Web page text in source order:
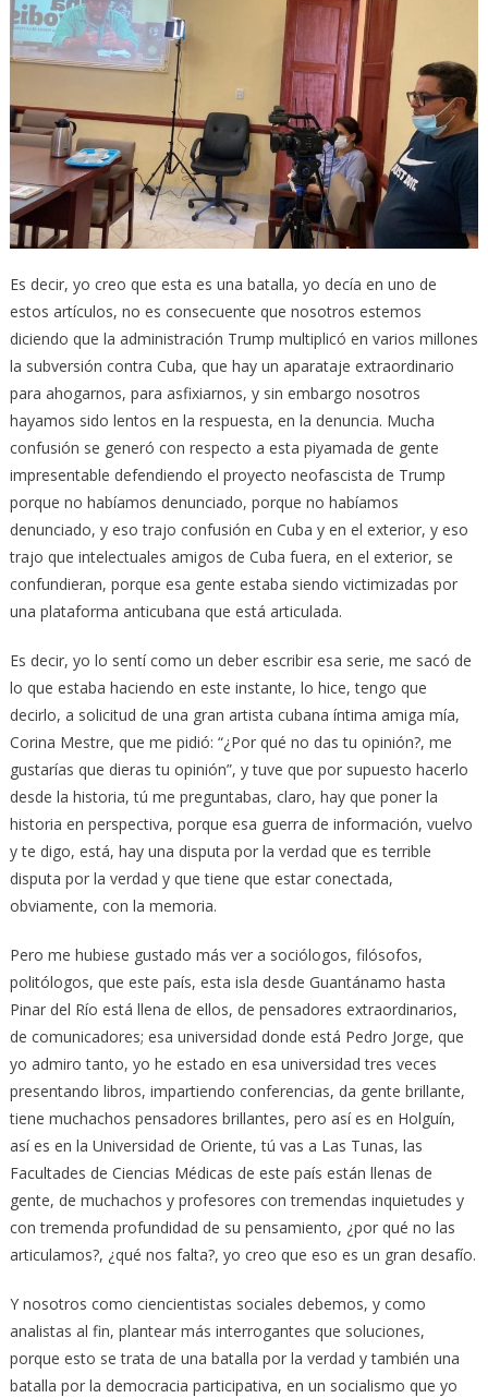
Es decir, yo creo que esta es una batalla, yo decía en uno de
estos artículos, no es consecuente que nosotros estemos
diciendo que la administración Trump multiplicó en varios millones
la subversión contra Cuba, que hay un aparataje extraordinario
para ahogarnos, para asfixiarnos, y sin embargo nosotros
hayamos sido lentos en la respuesta, en la denuncia. Mucha
confusión se generó con respecto a esta piyamada de gente
impresentable defendiendo el proyecto neofascista de Trump
porque no habíamos denunciado, porque no habíamos
denunciado, y eso trajo confusión en Cuba y en el exterior, y eso
trajo que intelectuales amigos de Cuba fuera, en el exterior, se
confundieran, porque esa gente estaba siendo victimizadas por
una plataforma anticubana que está articulada.
Es decir, yo lo sentí como un deber escribir esa serie, me sacó de
lo que estaba haciendo en este instante, lo hice, tengo que
decirlo, a solicitud de una gran artista cubana íntima amiga mía,
Corina Mestre, que me pidió: “¿Por qué no das tu opinión?, me
gustarías que dieras tu opinión”, y tuve que por supuesto hacerlo
desde la historia, tú me preguntabas, claro, hay que poner la
historia en perspectiva, porque esa guerra de información, vuelvo
y te digo, está, hay una disputa por la verdad que es terrible
disputa por la verdad y que tiene que estar conectada,
obviamente, con la memoria.
Pero me hubiese gustado más ver a sociólogos, filósofos,
politólogos, que este país, esta isla desde Guantánamo hasta
Pinar del Río está llena de ellos, de pensadores extraordinarios,
de comunicadores; esa universidad donde está Pedro Jorge, que
yo admiro tanto, yo he estado en esa universidad tres veces
presentando libros, impartiendo conferencias, da gente brillante,
tiene muchachos pensadores brillantes, pero así es en Holguín,
así es en la Universidad de Oriente, tú vas a Las Tunas, las
Facultades de Ciencias Médicas de este país están llenas de
gente, de muchachos y profesores con tremendas inquietudes y
con tremenda profundidad de su pensamiento, ¿por qué no las
articulamos?, ¿qué nos falta?, yo creo que eso es un gran desafío.
Y nosotros como ciencientistas sociales debemos, y como
analistas al fin, plantear más interrogantes que soluciones,
porque esto se trata de una batalla por la verdad y también una
batalla por la democracia participativa, en un socialismo que yo